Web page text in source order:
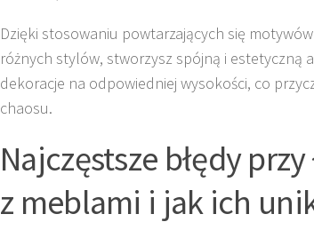
Dzięki stosowaniu powtarzających się
różnych stylów, stworzysz spójną i estetyczną
dekoracje na odpowiedniej wysokości, co
chaosu.
Najczęstsze błędy
z meblami i jak ich